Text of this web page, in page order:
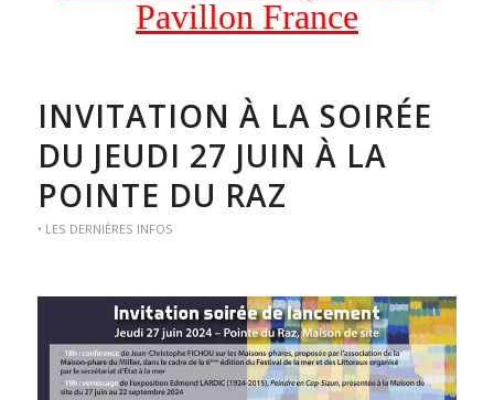
Pavillon France
INVITATION À LA SOIRÉE
DU JEUDI 27 JUIN À LA
POINTE DU RAZ
• LES DERNIÈRES INFOS